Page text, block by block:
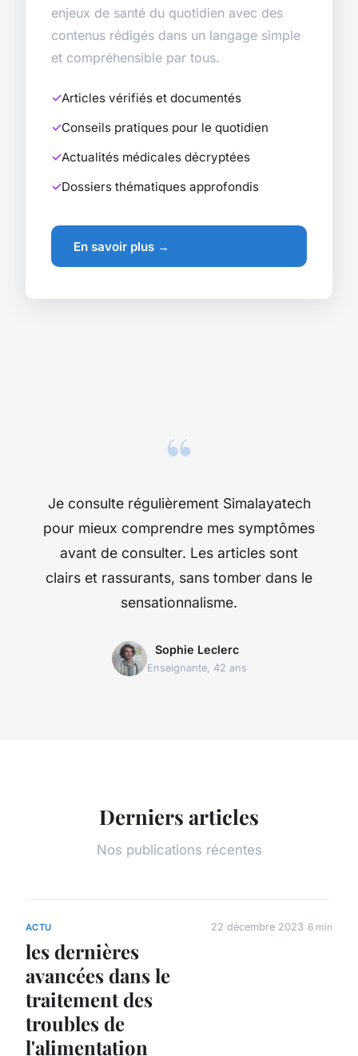
enjeux de santé du quotidien avec des
contenus rédigés dans un langage simple
et compréhensible par tous.
Articles vérifiés et documentés
Conseils pratiques pour le quotidien
Actualités médicales décryptées
Dossiers thématiques approfondis
En savoir plus →
“
Je consulte régulièrement Simalayatech
pour mieux comprendre mes symptômes
avant de consulter. Les articles sont
clairs et rassurants, sans tomber dans le
sensationnalisme.
Sophie Leclerc
Enseignante, 42 ans
Derniers articles
Nos publications récentes
ACTU
les dernières
avancées dans le
traitement des
troubles de
l'alimentation
22 décembre 2023 6 min